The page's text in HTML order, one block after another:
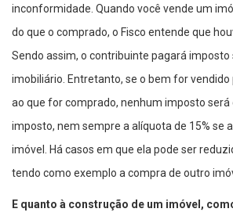
inconformidade. Quando você vende um
do que o comprado, o Fisco entende que
Sendo assim, o contribuinte pagará imposto
imobiliário. Entretanto, se o bem for
ao que for comprado, nenhum imposto será
imposto, nem sempre a alíquota de 15% se
imóvel. Há casos em que ela pode ser
tendo como exemplo a compra de outro
E quanto à construção de um imóvel,